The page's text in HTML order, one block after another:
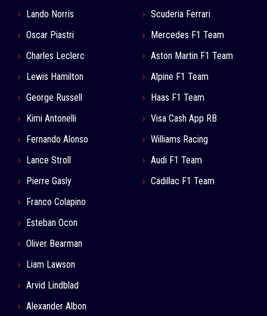
Lando Norris
Oscar Piastri
Charles Leclerc
Lewis Hamilton
George Russell
Kimi Antonelli
Fernando Alonso
Lance Stroll
Pierre Gasly
Franco Colapino
Esteban Ocon
Oliver Bearman
Liam Lawson
Arvid Lindblad
Alexander Albon
Scuderia Ferrari
Mercedes F1 Team
Aston Martin F1 Team
Alpine F1 Team
Haas F1 Team
Visa Cash App RB
Williams Racing
Audi F1 Team
Cadillac F1 Team